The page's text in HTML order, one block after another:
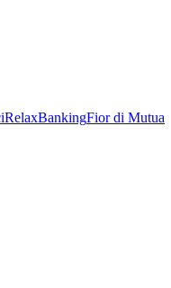
RelaxBankingFior di Mutua